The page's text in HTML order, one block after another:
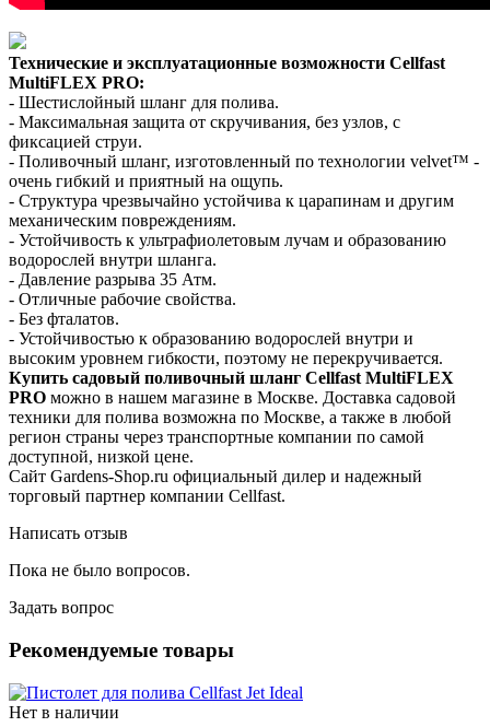
Технические и эксплуатационные возможности Cellfast
MultiFLEX PRO:
- Шестислойный шланг для полива.
- Максимальная защита от скручивания, без узлов, с
фиксацией струи.
- Поливочный шланг, изготовленный по технологии velvet™ -
очень гибкий и приятный на ощупь.
- Структура чрезвычайно устойчива к царапинам и другим
механическим повреждениям.
- Устойчивость к ультрафиолетовым лучам и образованию
водорослей внутри шланга.
- Давление разрыва 35 Атм.
- Отличные рабочие свойства.
- Без фталатов.
- Устойчивостью к образованию водорослей внутри и
высоким уровнем гибкости, поэтому не перекручивается.
Купить садовый поливочный шланг Cellfast MultiFLEX
PRO можно в нашем магазине в Москве. Доставка садовой
техники для полива возможна по Москве, а также в любой
регион страны через транспортные компании по самой
доступной, низкой цене.
Сайт Gardens-Shop.ru официальный дилер и надежный
торговый партнер компании Cellfast.
Написать отзыв
Пока не было вопросов.
Задать вопрос
Рекомендуемые товары
Нет в наличии